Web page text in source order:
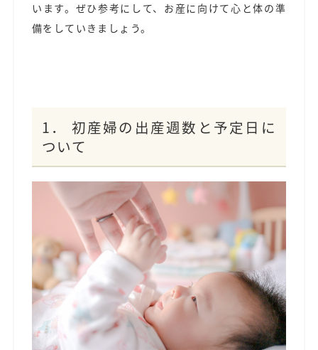
います。ぜひ参考にして、お産に向けて心と体の準
備をしていきましょう。
1． 初産婦の出産週数と予定日に
ついて